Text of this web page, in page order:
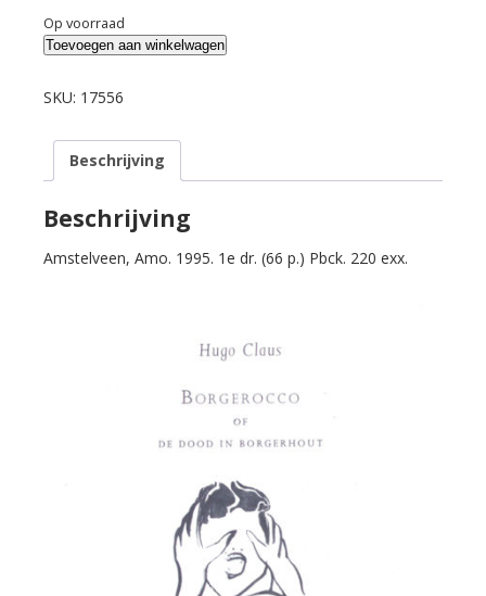
Op voorraad
Claus,
Borgerocco
De
dood
Borgerhout.
voor
Toevoegen aan winkelwagen
SKU: 17556
Beschrijving
Beschrijving
Amstelveen, Amo. 1995. 1e dr. (66 p.) Pbck. 220 exx.